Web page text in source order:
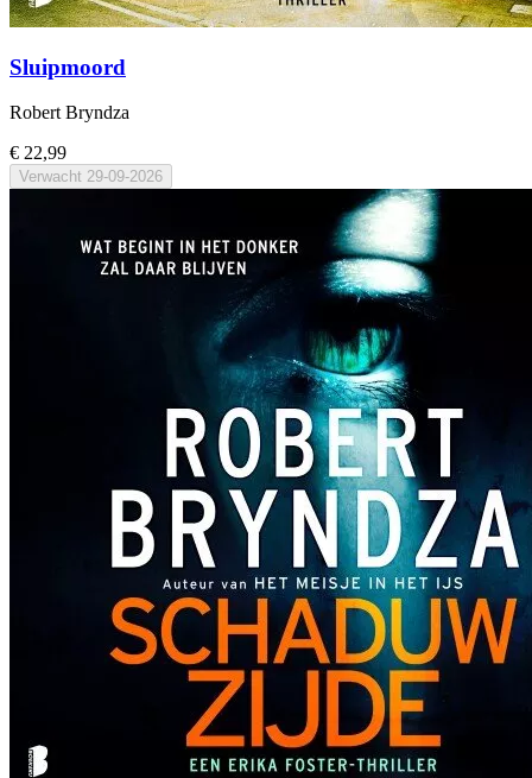
Sluipmoord
Robert Bryndza
€ 22,99
Verwacht 29-09-2026